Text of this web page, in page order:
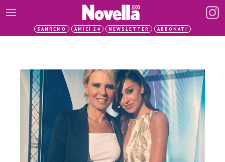
SANREMO AMICI 24 NEWSLETTER ABBONATI